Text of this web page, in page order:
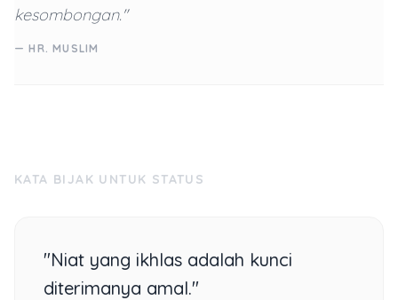
kesombongan."
— HR. MUSLIM
KATA BIJAK UNTUK STATUS
"Niat yang ikhlas adalah kunci
diterimanya amal."